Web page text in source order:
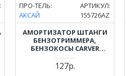
ПРО-ТЕЛЬ:
АКСАЙ
АРТИКУЛ:
155726AZ
АМОРТИЗАТОР ШТАНГИ
БЕНЗОТРИММЕРА,
БЕНЗОКОСЫ CARVER
(КАРВЕР) GBC-026, GBC-033,
GBC-043, GBC-052
127р.